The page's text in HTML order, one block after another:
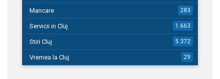
Mancare 283
Servicii in Cluj 1.663
Stiri Cluj 5.372
Vremea la Cluj 29